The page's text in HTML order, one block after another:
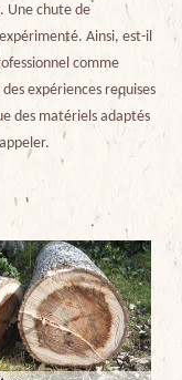
Une chute de
Ainsi, est-il
comme
expériences requises
des matériels adaptés